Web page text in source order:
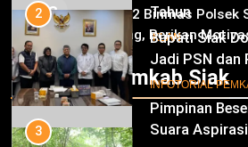
Tahun
IKLAN
12
Pimpinan
Suara
03
Panit 2 Binmas Polsek
Jagung, Berikan
Pangan Nasional
Infotorial Pemkab Siak
2
Bupati Siak
Jadi PSN dan
Kesultanan
INFOTORIAL
3